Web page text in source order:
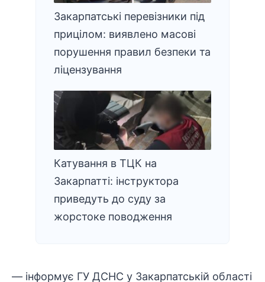
Закарпатські перевізники під
прицілом: виявлено масові
порушення правил безпеки та
ліцензування
Катування в ТЦК на
Закарпатті: інструктора
приведуть до суду за
жорстоке поводження
— інформує ГУ ДСНС у Закарпатській області